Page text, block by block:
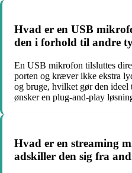
Hvad er en USB
den i forhold til andre
En USB mikrofon tilsluttes
porten og kræver ikke ekstra
og bruge, hvilket gør den ideel
ønsker en plug-and-play
Hvad er en streaming
adskiller den sig fra